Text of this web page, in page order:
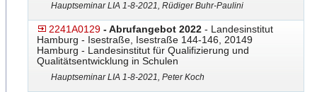
Hauptseminar LIA 1-8-2021, Rüdiger Buhr-Paulini
2241A0129 - Abrufangebot 2022 - Landesinstitut
Hamburg - Isestraße, Isestraße 144-146, 20149
Hamburg - Landesinstitut für Qualifizierung und
Qualitätsentwicklung in Schulen
Hauptseminar LIA 1-8-2021, Peter Koch